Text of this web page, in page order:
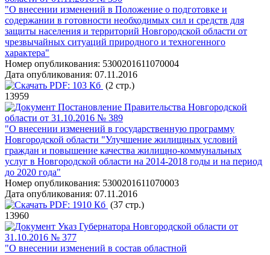
"О внесении изменений в Положение о подготовке и
содержании в готовности необходимых сил и средств для
защиты населения и территорий Новгородской области от
чрезвычайных ситуаций природного и техногенного
характера"
Номер опубликования: 5300201611070004
Дата опубликования: 07.11.2016
PDF: 103 Кб (2 стр.)
13959
Постановление Правительства Новгородской
области от 31.10.2016 № 389
"О внесении изменений в государственную программу
Новгородской области "Улучшение жилищных условий
граждан и повышение качества жилищно-коммунальных
услуг в Новгородской области на 2014-2018 годы и на период
до 2020 года"
Номер опубликования: 5300201611070003
Дата опубликования: 07.11.2016
PDF: 1910 Кб (37 стр.)
13960
Указ Губернатора Новгородской области от
31.10.2016 № 377
"О внесении изменений в состав областной